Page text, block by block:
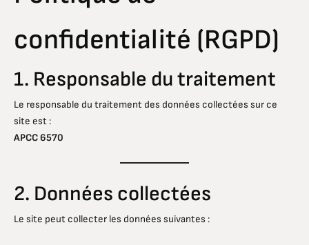
confidentialité (RGPD)
1. Responsable du traitement
Le responsable du traitement des données collectées sur ce
site est :
APCC 6570
2. Données collectées
Le site peut collecter les données suivantes :